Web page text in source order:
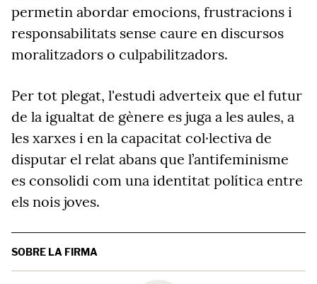
permetin abordar emocions, frustracions i
responsabilitats sense caure en discursos
moralitzadors o culpabilitzadors.
Per tot plegat, l'estudi adverteix que el futur
de la igualtat de gènere es juga a les aules, a
les xarxes i en la capacitat col·lectiva de
disputar el relat abans que l’antifeminisme
es consolidi com una identitat política entre
els nois joves.
SOBRE LA FIRMA